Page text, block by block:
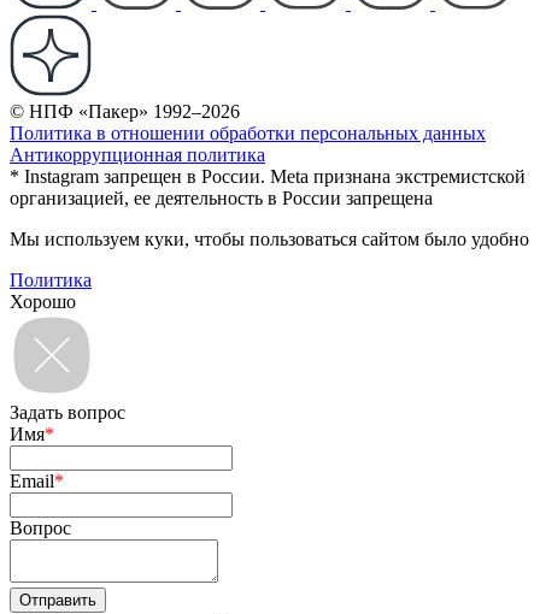
© НПФ «Пакер» 1992–2026
Политика в отношении обработки персональных данных
Антикоррупционная политика
* Instagram запрещен в России. Meta признана экстремистской
организацией, ее деятельность в России запрещена
Мы используем куки, чтобы пользоваться сайтом было удобно
Политика
Хорошо
Задать вопрос
Имя*
Email*
Вопрос